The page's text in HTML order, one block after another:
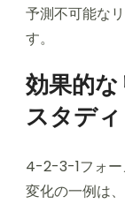
予測不可能な
す。
効果的
スタディ
4-2-3-1フォー
変化の一例は